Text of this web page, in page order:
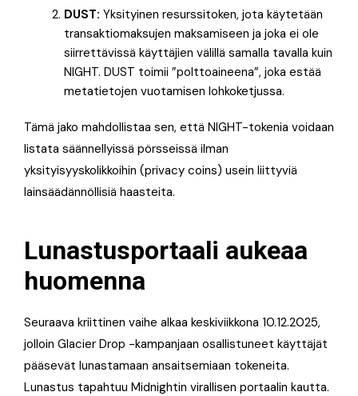
DUST: Yksityinen resurssitoken, jota käytetään
transaktiomaksujen maksamiseen ja joka ei ole
siirrettävissä käyttäjien välillä samalla tavalla kuin
NIGHT. DUST toimii ”polttoaineena”, joka estää
metatietojen vuotamisen lohkoketjussa.
Tämä jako mahdollistaa sen, että NIGHT-tokenia voidaan
listata säännellyissä pörsseissä ilman
yksityisyyskolikkoihin (privacy coins) usein liittyviä
lainsäädännöllisiä haasteita.
Lunastusportaali aukeaa
huomenna
Seuraava kriittinen vaihe alkaa keskiviikkona 10.12.2025,
jolloin Glacier Drop -kampanjaan osallistuneet käyttäjät
pääsevät lunastamaan ansaitsemiaan tokeneita.
Lunastus tapahtuu Midnightin virallisen portaalin kautta.